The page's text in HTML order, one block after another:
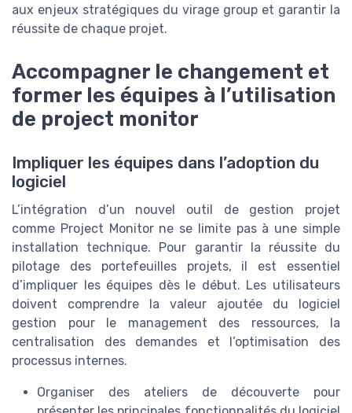
aux enjeux stratégiques du virage group et garantir la
réussite de chaque projet.
Accompagner le changement et
former les équipes à l’utilisation
de project monitor
Impliquer les équipes dans l’adoption du
logiciel
L’intégration d’un nouvel outil de gestion projet
comme Project Monitor ne se limite pas à une simple
installation technique. Pour garantir la réussite du
pilotage des portefeuilles projets, il est essentiel
d’impliquer les équipes dès le début. Les utilisateurs
doivent comprendre la valeur ajoutée du logiciel
gestion pour le management des ressources, la
centralisation des demandes et l’optimisation des
processus internes.
Organiser des ateliers de découverte pour